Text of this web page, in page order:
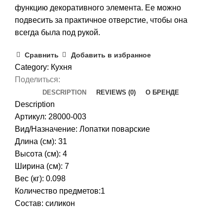
функцию декоративного элемента. Ее можно
подвесить за практичное отверстие, чтобы она
всегда была под рукой.
Сравнить Добавить в избранное
Category: Кухня
Поделиться:
DESCRIPTION REVIEWS (0) О БРЕНДЕ
Description
Артикул: 28000-003
Вид/Назначение: Лопатки поварские
Длина (см): 31
Высота (см): 4
Ширина (см): 7
Вес (кг): 0.098
Количество предметов:1
Состав: силикон